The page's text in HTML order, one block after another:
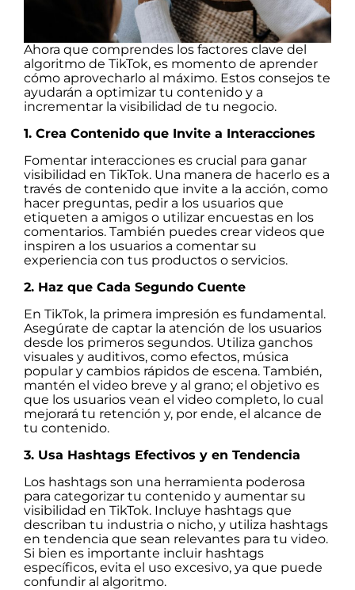
Ahora que comprendes los factores clave del
algoritmo de TikTok, es momento de aprender
cómo aprovecharlo al máximo. Estos consejos te
ayudarán a optimizar tu contenido y a
incrementar la visibilidad de tu negocio.
1. Crea Contenido que Invite a Interacciones
Fomentar interacciones es crucial para ganar
visibilidad en TikTok. Una manera de hacerlo es a
través de contenido que invite a la acción, como
hacer preguntas, pedir a los usuarios que
etiqueten a amigos o utilizar encuestas en los
comentarios. También puedes crear videos que
inspiren a los usuarios a comentar su
experiencia con tus productos o servicios.
2. Haz que Cada Segundo Cuente
En TikTok, la primera impresión es fundamental.
Asegúrate de captar la atención de los usuarios
desde los primeros segundos. Utiliza ganchos
visuales y auditivos, como efectos, música
popular y cambios rápidos de escena. También,
mantén el video breve y al grano; el objetivo es
que los usuarios vean el video completo, lo cual
mejorará tu retención y, por ende, el alcance de
tu contenido.
3. Usa Hashtags Efectivos y en Tendencia
Los hashtags son una herramienta poderosa
para categorizar tu contenido y aumentar su
visibilidad en TikTok. Incluye hashtags que
describan tu industria o nicho, y utiliza hashtags
en tendencia que sean relevantes para tu video.
Si bien es importante incluir hashtags
específicos, evita el uso excesivo, ya que puede
confundir al algoritmo.